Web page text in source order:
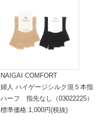
NAIGAI COMFORT
婦人 ハイゲージシルク混５本指
ハーフ 指先なし（03022225）
標準価格:1,000円(税抜)